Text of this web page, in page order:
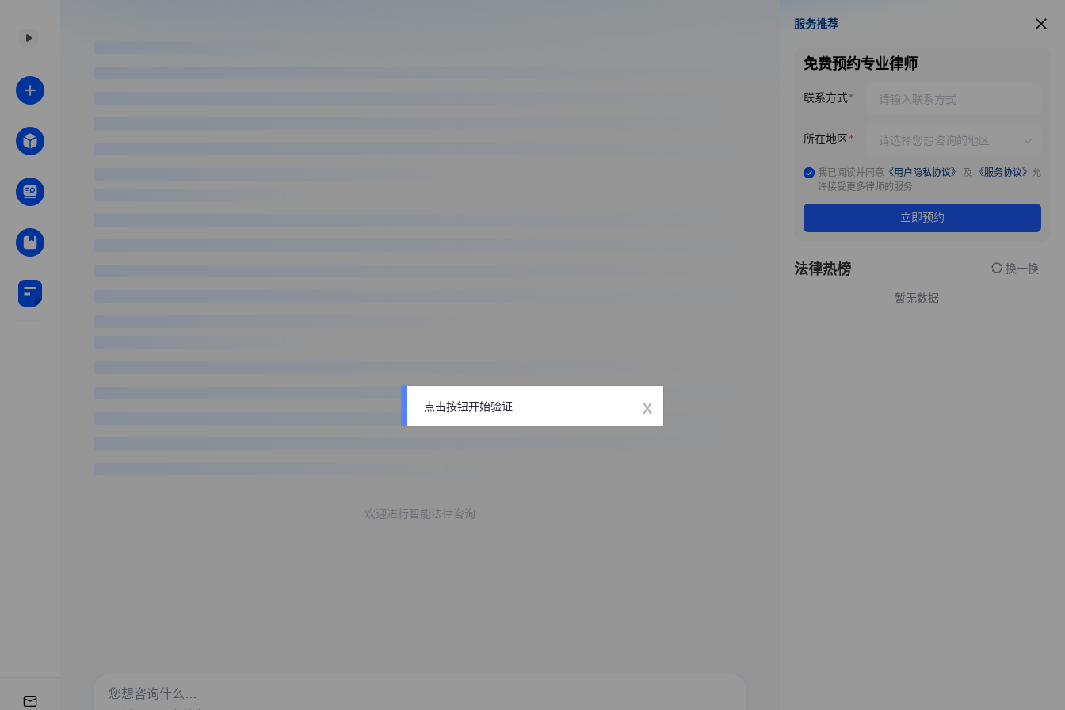
欢迎进行智能法律咨询
服务推荐
服务推荐
免费预约专业律师
联系方式
所在地区
我已阅读并同意 《用户隐私协议》 及 《服务协议》 允
许接受更多律师的服务
立即预约
法律热榜 换一换
暂无数据
点击按钮开始验证 x